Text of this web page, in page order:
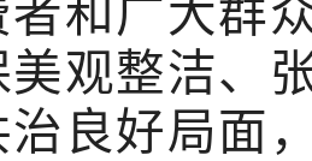
者和广大群
观整洁、
良好局面